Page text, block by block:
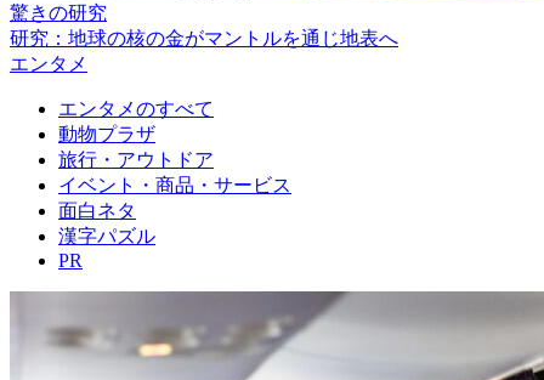
驚きの研究
研究：地球の核の金がマントルを通じ地表へ
エンタメ
エンタメのすべて
動物プラザ
旅行・アウトドア
イベント・商品・サービス
面白ネタ
漢字パズル
PR